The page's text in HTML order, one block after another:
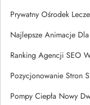
Prywatny Ośrodek
Najlepsze Animacje
Ranking Agencji SEO
Pozycjonowanie Stron
Pompy Ciepła Nowy